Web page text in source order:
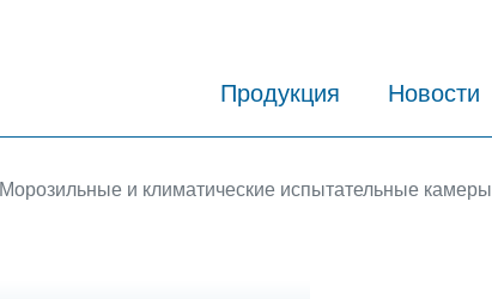
Продукция Новости
Морозильные и климатические испытательные камеры